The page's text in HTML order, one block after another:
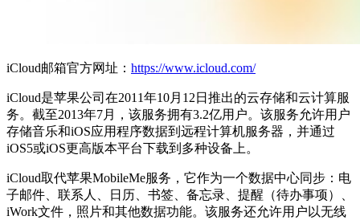
iCloud邮箱官方网址： https://www.icloud.com/
iCloud是苹果公司在2011年10月12日推出的云存储和云计算服
务。截至2013年7月，该服务拥有3.2亿用户。该服务允许用户
存储音乐和iOS应用程序数据到远程计算机服务器，并通过
iOS5或iOS更高版本平台下载到多种设备上。
iCloud取代苹果MobileMe服务，它作为一个数据中心同步：电
子邮件、联系人、日历、书签、备忘录、提醒（待办事项）、
iWork文件，照片和其他数据功能。该服务还允许用户以无线